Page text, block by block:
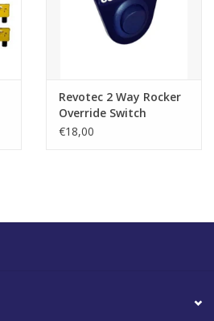
Revotec 2 Way Rocker
Override Switch
€18,00